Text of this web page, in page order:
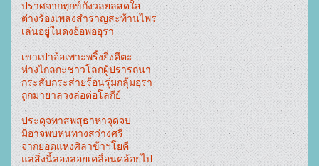
ปราศจากทุกข์กังวลยลสดใส
ต่างร้องเพลงสำราญสะท้านไพร
เล่นอยู่ในดงอ้อพออุรา
เขาเป่าอ้อเพาะพริ้งยิ่งคีตะ
ห่างไกลกะชาวโลกผู้ปรารถนา
กระสับกระส่ายร้อนรุ่มกลุ้มอุรา
ถูกมายาลวงล่อต่อโลกีย์
ประดุจทาสพสุธาหาจุดจบ
มิอาจพบหนทางสว่างศรี
จากยอดแห่งศิลาข้าฯโยคี
แลสิ่งนี้ล่องลอยเคลื่อนคล้อยไป